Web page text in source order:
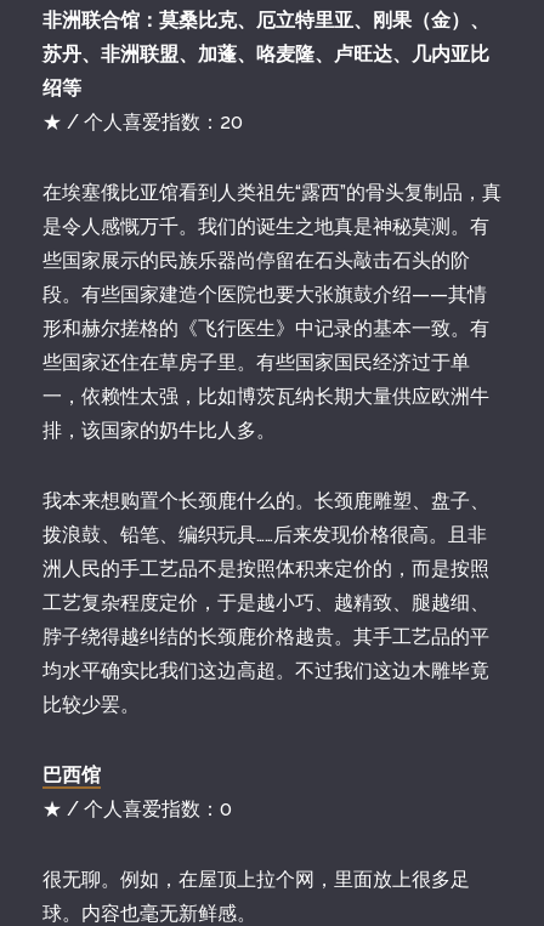
非洲联合馆：莫桑比克、厄立特里亚、刚果（金）、
苏丹、非洲联盟、加蓬、咯麦隆、卢旺达、几内亚比
绍等
★ / 个人喜爱指数：20
在埃塞俄比亚馆看到人类祖先“露西”的骨头复制品，真
是令人感慨万千。我们的诞生之地真是神秘莫测。有
些国家展示的民族乐器尚停留在石头敲击石头的阶
段。有些国家建造个医院也要大张旗鼓介绍——其情
形和赫尔搓格的《飞行医生》中记录的基本一致。有
些国家还住在草房子里。有些国家国民经济过于单
一，依赖性太强，比如博茨瓦纳长期大量供应欧洲牛
排，该国家的奶牛比人多。
我本来想购置个长颈鹿什么的。长颈鹿雕塑、盘子、
拨浪鼓、铅笔、编织玩具……后来发现价格很高。且非
洲人民的手工艺品不是按照体积来定价的，而是按照
工艺复杂程度定价，于是越小巧、越精致、腿越细、
脖子绕得越纠结的长颈鹿价格越贵。其手工艺品的平
均水平确实比我们这边高超。不过我们这边木雕毕竟
比较少罢。
巴西馆
★ / 个人喜爱指数：0
很无聊。例如，在屋顶上拉个网，里面放上很多足
球。内容也毫无新鲜感。